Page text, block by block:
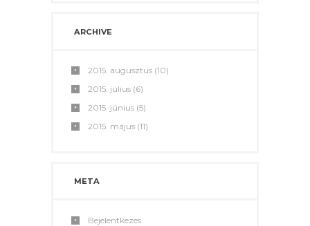
ARCHIVE
2015. augusztus (10)
2015. július (6)
2015. június (5)
2015. május (11)
META
Bejelentkezés